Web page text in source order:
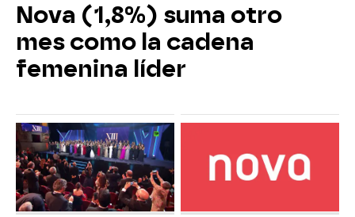
Nova (1,8%) suma otro
mes como la cadena
femenina líder